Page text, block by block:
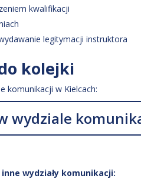
kwalifikacji
legitymacji instruktora
kolejki
komunikacji w Kielcach:
wydziale
inne wydziały komunikacji: